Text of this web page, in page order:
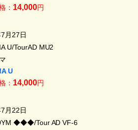
： 14,000円
月27日
U/TourAD MU2
U
： 14,000円
月22日
◆◆◆/Tour AD VF-6